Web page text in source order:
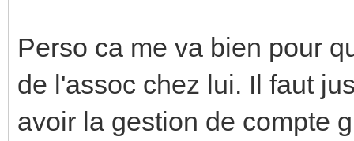
Perso ca me va bien pour
de l'assoc chez lui. Il faut
avoir la gestion de compte